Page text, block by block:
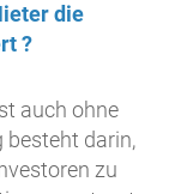
die
?
auch ohne
besteht darin,
zu